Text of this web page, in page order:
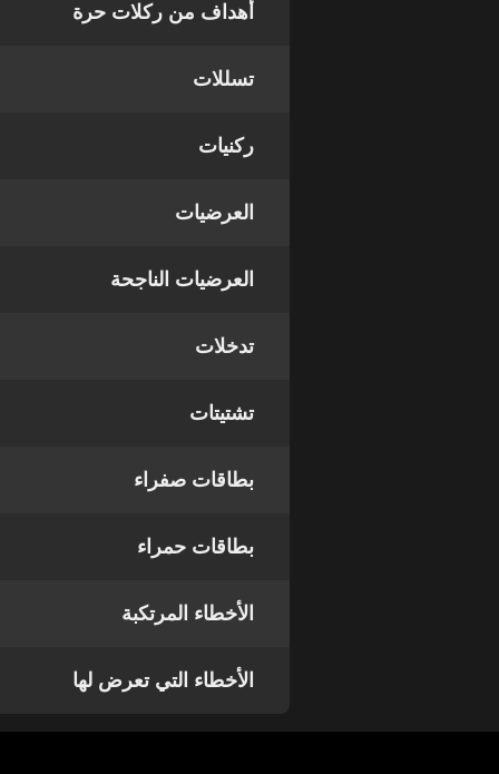
أهداف من ركلات حرة
تسللات
ركنيات
العرضيات
العرضيات الناجحة
تدخلات
تشتيتات
بطاقات صفراء
بطاقات حمراء
الأخطاء المرتكبة
الأخطاء التي تعرض لها